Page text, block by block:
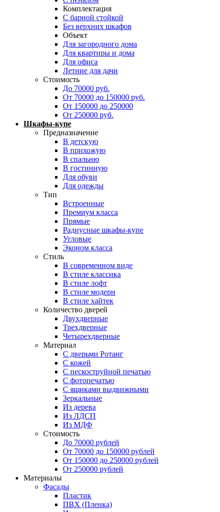
Комплектация
C барной стойкой
Без верхних шкафов
Объект
Для загородного дома
Для квартиры и дома
Для офиса
Летние для дачи
Стоимость
До 70000 руб.
От 70000 до 150000 руб.
От 150000 до 250000
От 250000 руб.
Шкафы-купе
Предназначение
В детскую
В прихожую
В спальню
В гостинную
Для обуви
Для одежды
Тип
Встроенные
Премиум класса
Прямые
Радиусные шкафы-купе
Угловые
Эконом класса
Стиль
В современном виде
В стиле классика
В стиле лофт
В стиле модерн
В стиле хайтек
Количество дверей
Двухдверные
Трехдверные
Четырехдверные
Материал
C дверьми Ротанг
C кожей
C пескоструйной печатью
C фотопечатью
C ящиками выдвижными
Зеркальные
Из дерева
Из ЛДСП
Из МДФ
Стоимость
До 70000 рублей
От 70000 до 150000 рублей
От 150000 до 250000 рублей
От 250000 рублей
Материалы
Фасады
Пластик
ПВХ (Пленка)